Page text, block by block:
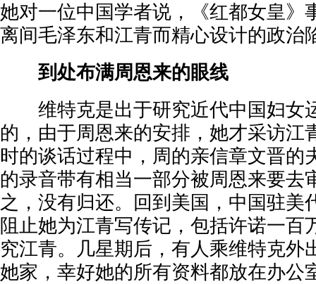
她对一位中国学者说，《红都女皇》
离间毛泽东和江青而精心设计的政治
到处布满周恩来的眼线
维特克是出于研究近代中国妇女
的，由于周恩来的安排，她才采访江
时的谈话过程中，周的亲信章文晋的
的录音带有相当一部分被周恩来要去
之，没有归还。回到美国，中国驻美
阻止她为江青写传记，包括许诺一百
究江青。几星期后，有人乘维特克外
她家，幸好她的所有资料都放在办公